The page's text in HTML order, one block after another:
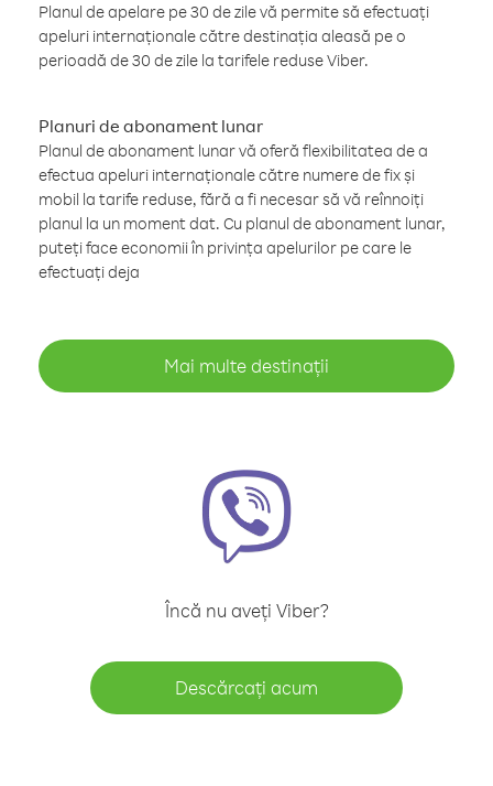
Planul de apelare pe 30 de zile vă permite să efectuați
apeluri internaționale către destinația aleasă pe o
perioadă de 30 de zile la tarifele reduse Viber.
Planuri de abonament lunar
Planul de abonament lunar vă oferă flexibilitatea de a
efectua apeluri internaționale către numere de fix și
mobil la tarife reduse, fără a fi necesar să vă reînnoiți
planul la un moment dat. Cu planul de abonament lunar,
puteți face economii în privința apelurilor pe care le
efectuați deja
Mai multe destinații
Încă nu aveți Viber?
Descărcați acum